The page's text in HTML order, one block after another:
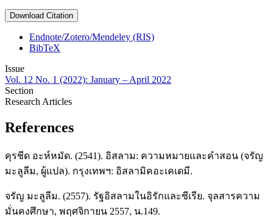
Download Citation
Endnote/Zotero/Mendeley (RIS)
BibTeX
Issue
Vol. 12 No. 1 (2022): January – April 2022
Section
Research Articles
References
คุรชีด อะห์หมัด. (2541). อิสลาม: ความหมายและคำสอน (จรัญ
มะลูลีม, ผู้แปล). กรุงเทพฯ: อิสลามิคอะเคเดมี.
จรัญ มะลูลีม. (2557). รัฐอิสลามในอิรักและซีเรีย. จุลสารความ
มั่นคงศึกษา, พฤศจิกายน 2557, น.149.